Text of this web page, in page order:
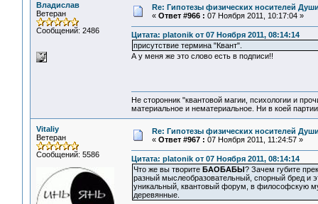
Владислав
Ветеран
Сообщений: 2486
Re: Гипотезы физических носителей
« Ответ #966 : 07 Ноября 2011, 10:17:04 »
Цитата: platonik от 07 Ноября 2011, 08:14:14
присутствие термина "Квант".
А у меня же это слово есть в подписи!!
Не сторонник "квантовой магии, психологии и
материальное и нематериальное. Ни в коей
Vitaliy
Ветеран
Сообщений: 5586
Re: Гипотезы физических носителей
« Ответ #967 : 07 Ноября 2011, 11:24:57 »
Цитата: platonik от 07 Ноября 2011, 08:14:14
Что же вы творите БAОБАБЫ ? Зачем губите
разный мыслеобразовательный, спорный бред и
уникальный, квантовый форум, в философскую
деревянные.